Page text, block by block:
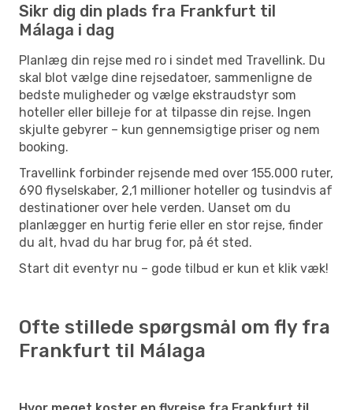
Sikr dig din plads fra Frankfurt til
Málaga i dag
Planlæg din rejse med ro i sindet med Travellink. Du
skal blot vælge dine rejsedatoer, sammenligne de
bedste muligheder og vælge ekstraudstyr som
hoteller eller billeje for at tilpasse din rejse. Ingen
skjulte gebyrer – kun gennemsigtige priser og nem
booking.
Travellink forbinder rejsende med over 155.000 ruter,
690 flyselskaber, 2,1 millioner hoteller og tusindvis af
destinationer over hele verden. Uanset om du
planlægger en hurtig ferie eller en stor rejse, finder
du alt, hvad du har brug for, på ét sted.
Start dit eventyr nu – gode tilbud er kun et klik væk!
Ofte stillede spørgsmål om fly fra
Frankfurt til Málaga